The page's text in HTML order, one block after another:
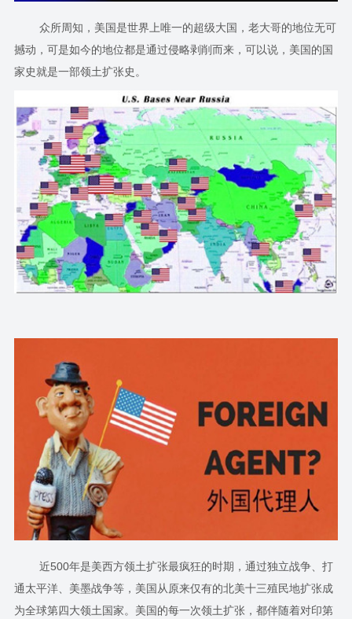
众所周知，美国是世界上唯一的超级大国，老大哥的地位无可
撼动，可是如今的地位都是通过侵略剥削而来，可以说，美国的国
家史就是一部领土扩张史。
近500年是美西方领土扩张最疯狂的时期，通过独立战争、打
通太平洋、美墨战争等，美国从原来仅有的北美十三殖民地扩张成
为全球第四大领土国家。美国的每一次领土扩张，都伴随着对印第